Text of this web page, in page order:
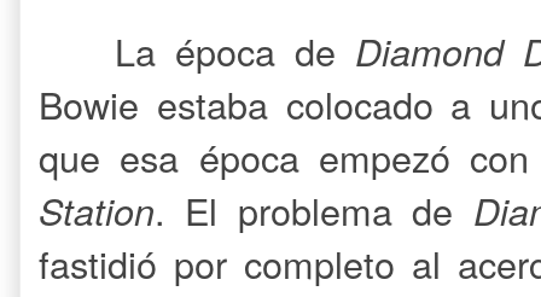
La época de Diamond
Bowie estaba colocado a
que esa época empezó
Station. El problema de
fastidió por completo al